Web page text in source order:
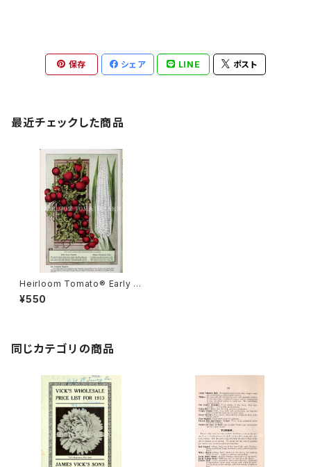
保存 シェア LINE ポスト
最近チェックした商品
Heirloom Tomato® Early J
ewel エアルーム・トマト・アーリ
ー・ジュエル
¥550
同じカテゴリの商品